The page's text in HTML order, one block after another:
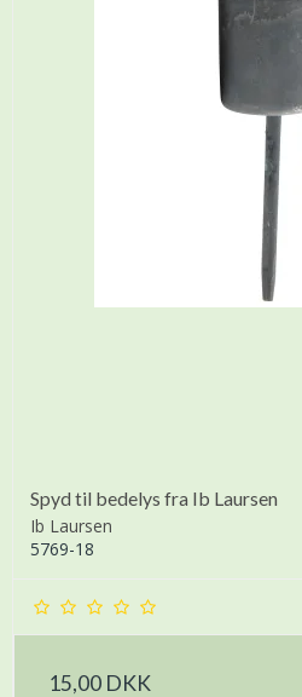
Spyd til bedelys fra Ib Laursen
Ib Laursen
5769-18
15,00 DKK